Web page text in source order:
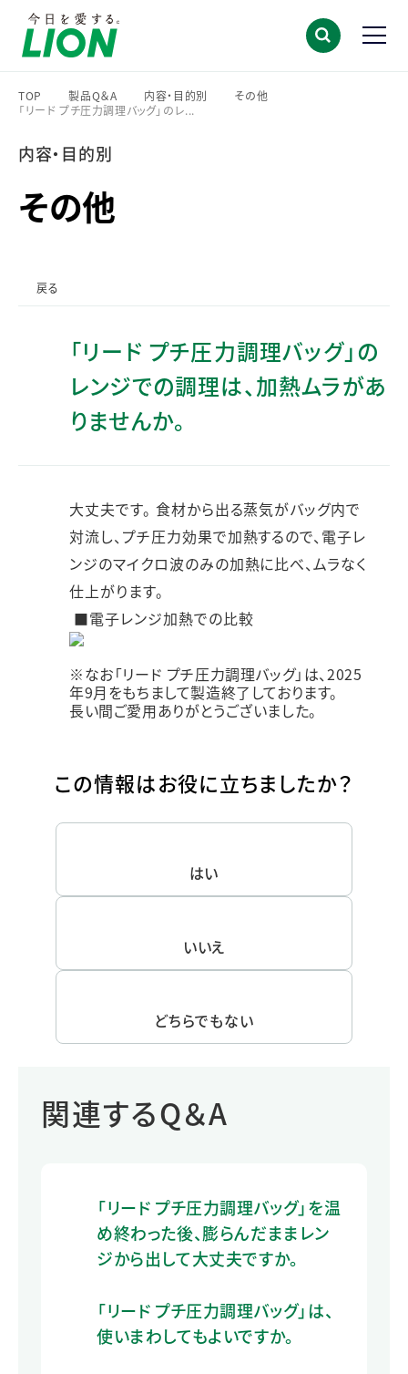
TOP
>
製品Q＆A
>
内容・目的別
その他
「リード プチ圧力調理バッグ」のレ...
内容・目的別
その他
戻る
「リード プチ圧力調理バッグ」の
レンジでの調理は、加熱ムラがあ
りませんか。
大丈夫です。 食材から出る蒸気がバッグ内で
対流し、プチ圧力効果で加熱するので、電子レ
ンジのマイクロ波のみの加熱に比べ、ムラなく
仕上がります。
■電子レンジ加熱での比較
※なお「リード プチ圧力調理バッグ」は、2025
年9月をもちまして製造終了しております。
長い間ご愛用ありがとうございました。
この情報はお役に立ちましたか？
はい
いいえ
どちらでもない
関連するQ＆A
「リード プチ圧力調理バッグ」を温
め終わった後、膨らんだままレン
ジから出して大丈夫ですか。
「リード プチ圧力調理バッグ」は、
使いまわしてもよいですか。